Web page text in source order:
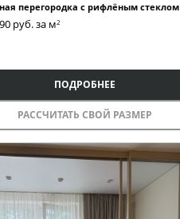
перегородка с рифлёным стеклом
руб. за м2
ПОДРОБНЕЕ
РАССЧИТАТЬ СВОЙ РАЗМЕР